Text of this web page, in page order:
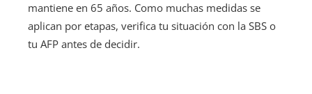
mantiene en 65 años. Como muchas medidas se
aplican por etapas, verifica tu situación con la SBS o
tu AFP antes de decidir.